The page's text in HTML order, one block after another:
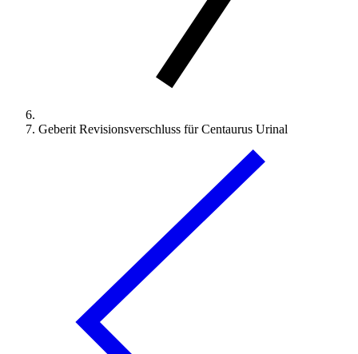
Geberit Revisionsverschluss für Centaurus Urinal